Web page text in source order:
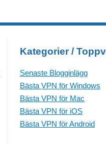
Kategorier /
Senaste Blogginlägg
Bästa VPN för Windows
Bästa VPN för Mac
Bästa VPN för iOS
Bästa VPN för Android